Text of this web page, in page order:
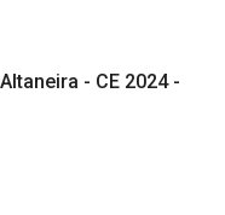
- CE 2024 -